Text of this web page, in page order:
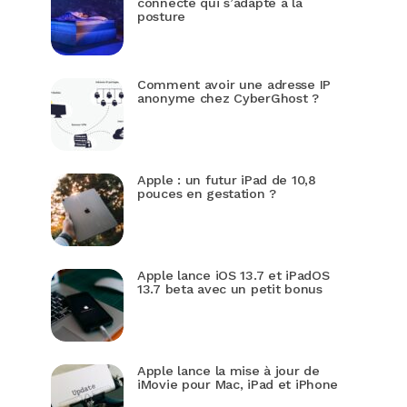
posture
Comment avoir une adresse IP
anonyme chez CyberGhost ?
Apple : un futur iPad de 10,8
pouces en gestation ?
Apple lance iOS 13.7 et iPadOS
13.7 beta avec un petit bonus
Apple lance la mise à jour de
iMovie pour Mac, iPad et iPhone